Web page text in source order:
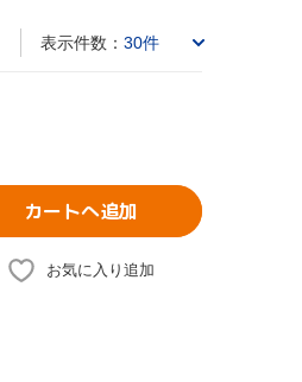
表示件数： 30件
カートへ追加
お気に入り追加